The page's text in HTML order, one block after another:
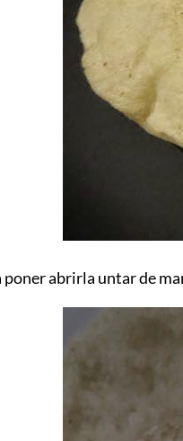
poner abrirla untar de